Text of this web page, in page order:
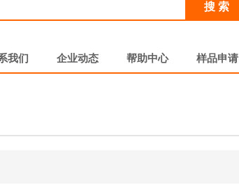
搜 索
我们 企业动态 帮助中心 样品申请